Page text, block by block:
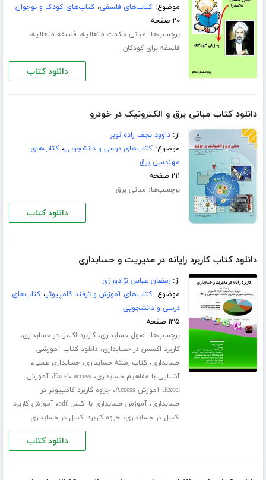
موضوع:کتاب‌های فلسفی،کتاب‌های کودک و نوجوان
۲۰ صفحه
برچسب‌ها: مبانی حکمت متعالیه، فلسفه متعالیه،
فلسفه برای کودکان
دانلود کتاب
دانلود کتاب مبانی برق و الکترونیک در خودرو
از:داوود نجف زاده نوبر
موضوع:کتاب‌های درسی و دانشجویی،کتاب‌های
مهندسی برق
۲۱۱ صفحه
برچسب‌ها: مبانی برق
دانلود کتاب
دانلود کتاب کاربرد رایانه در مدیریت و حسابداری
از:رمضان عباس نژادورزی
موضوع:کتاب‌های آموزش و ترفند کامپیوتر،کتاب‌های
درسی و دانشجویی
۱۳۵ صفحه
برچسب‌ها: اصول حسابداری،کاربرد اکسل در حسابداری،
کاربرد اکسس در حسابداری،دانلود کتاب آموزشی
حسابداری،کتاب رشته حسابداری،حسابداری عملی،
آشنایی با مفاهیم حسابداری، Excel، access ،آموزش
Excel،آموزش Access ، جزوه کاربرد کامپیوتر در
حسابداری،آموزش حسابداری با اکسل pdf ،آموزش کاربرد
اکسل در حسابداری، جزوه کاربرد اکسل در حسابداری
دانلود کتاب